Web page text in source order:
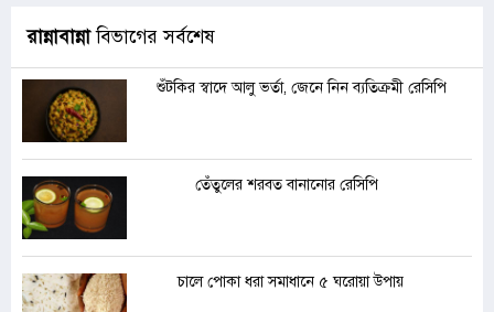
রান্নাবান্নাবিভাগের সর্বশেষ
শুঁটকির স্বাদে আলু ভর্তা, জেনে নিন ব্যতিক্রমী রেসিপি
তেঁতুলের শরবত বানানোর রেসিপি
চালে পোকা ধরা সমাধানে ৫ ঘরোয়া উপায়